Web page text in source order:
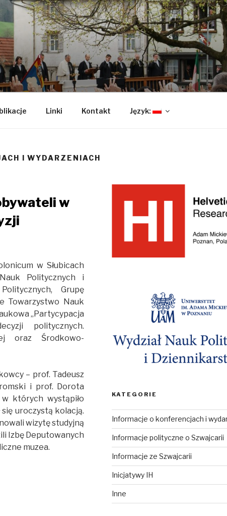
Helwecka", powołanej w celu prowadzenie
naukowych zajmujących się szeroko rozumianą
Linki Kontakt Język:
I WYDARZENIACH
w
w Słubicach
Politycznych i
Grupę
Towarzystwo Nauk
„Partycypacja
politycznych.
oraz Środkowo-
– prof. Tadeusz
i prof. Dorota
których wystąpiło
uroczystą kolacją.
wizytę studyjną
Izbę Deputowanych
muzea.
KATEGORIE
Informacje o konferencjach i
Informacje polityczne o Szwajcarii
Informacje ze Szwajcarii
Inicjatywy IH
Inne